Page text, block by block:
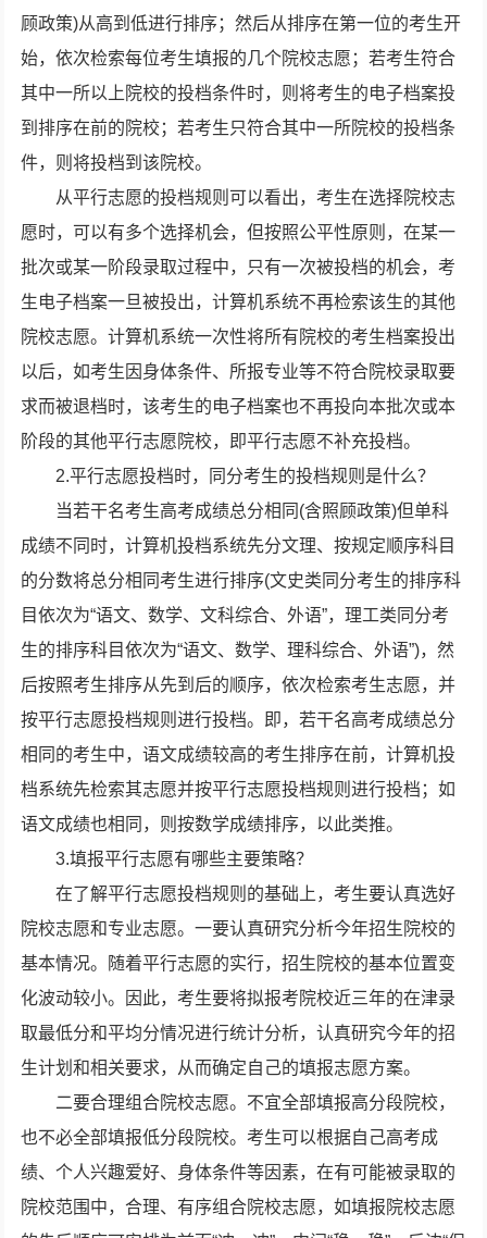
顾政策)从高到低进行排序；然后从排序在第一位的考生开
始，依次检索每位考生填报的几个院校志愿；若考生符合
其中一所以上院校的投档条件时，则将考生的电子档案投
到排序在前的院校；若考生只符合其中一所院校的投档条
件，则将投档到该院校。
从平行志愿的投档规则可以看出，考生在选择院校志
愿时，可以有多个选择机会，但按照公平性原则，在某一
批次或某一阶段录取过程中，只有一次被投档的机会，考
生电子档案一旦被投出，计算机系统不再检索该生的其他
院校志愿。计算机系统一次性将所有院校的考生档案投出
以后，如考生因身体条件、所报专业等不符合院校录取要
求而被退档时，该考生的电子档案也不再投向本批次或本
阶段的其他平行志愿院校，即平行志愿不补充投档。
2.平行志愿投档时，同分考生的投档规则是什么？
当若干名考生高考成绩总分相同(含照顾政策)但单科
成绩不同时，计算机投档系统先分文理、按规定顺序科目
的分数将总分相同考生进行排序(文史类同分考生的排序科
目依次为“语文、数学、文科综合、外语”，理工类同分考
生的排序科目依次为“语文、数学、理科综合、外语”)，然
后按照考生排序从先到后的顺序，依次检索考生志愿，并
按平行志愿投档规则进行投档。即，若干名高考成绩总分
相同的考生中，语文成绩较高的考生排序在前，计算机投
档系统先检索其志愿并按平行志愿投档规则进行投档；如
语文成绩也相同，则按数学成绩排序，以此类推。
3.填报平行志愿有哪些主要策略？
在了解平行志愿投档规则的基础上，考生要认真选好
院校志愿和专业志愿。一要认真研究分析今年招生院校的
基本情况。随着平行志愿的实行，招生院校的基本位置变
化波动较小。因此，考生要将拟报考院校近三年的在津录
取最低分和平均分情况进行统计分析，认真研究今年的招
生计划和相关要求，从而确定自己的填报志愿方案。
二要合理组合院校志愿。不宜全部填报高分段院校，
也不必全部填报低分段院校。考生可以根据自己高考成
绩、个人兴趣爱好、身体条件等因素，在有可能被录取的
院校范围中，合理、有序组合院校志愿，如填报院校志愿